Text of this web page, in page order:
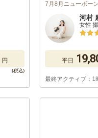
円
7月8月ニューボー
河村
女性
平日
最終アクティブ：1